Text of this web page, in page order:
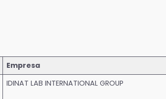
Empresa
IDINAT LAB INTERNATIONAL GROUP